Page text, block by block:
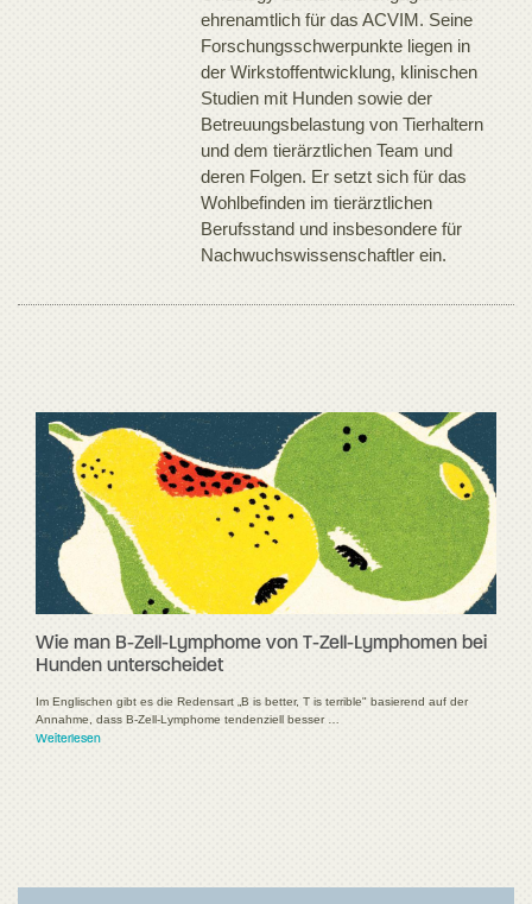
ehrenamtlich für das ACVIM. Seine
Forschungsschwerpunkte liegen in
der Wirkstoffentwicklung, klinischen
Studien mit Hunden sowie der
Betreuungsbelastung von Tierhaltern
und dem tierärztlichen Team und
deren Folgen. Er setzt sich für das
Wohlbefinden im tierärztlichen
Berufsstand und insbesondere für
Nachwuchswissenschaftler ein.
Wie man B-Zell-Lymphome von T-Zell-Lymphomen bei
Hunden unterscheidet
Im Englischen gibt es die Redensart „B is better, T is terrible" basierend auf der
Annahme, dass B-Zell-Lymphome tendenziell besser …
Weiterlesen